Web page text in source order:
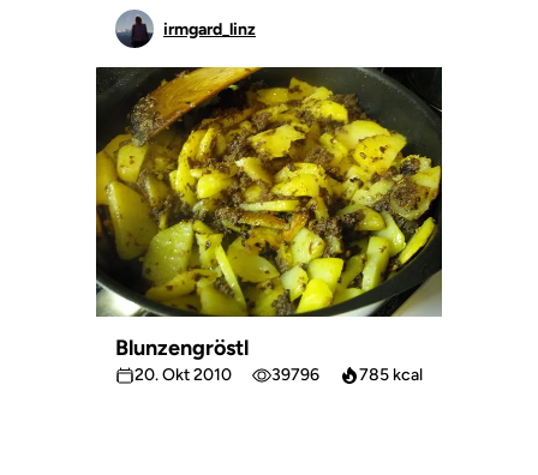
irmgard_linz
Blunzengröstl
20. Okt 2010 39796 785 kcal